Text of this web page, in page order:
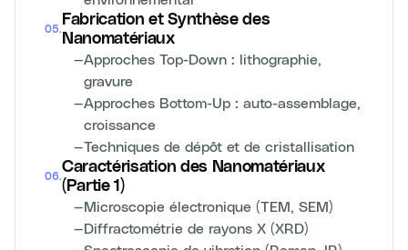
05.
Fabrication et Synthèse des
Nanomatériaux
—Approches Top-Down : lithographie,
gravure
—Approches Bottom-Up : auto-assemblage,
croissance
—Techniques de dépôt et de cristallisation
06.
Caractérisation des Nanomatériaux
(Partie 1)
—Microscopie électronique (TEM, SEM)
—Diffractométrie de rayons X (XRD)